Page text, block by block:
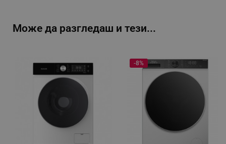
Може да разгледаш и тези...
-8%